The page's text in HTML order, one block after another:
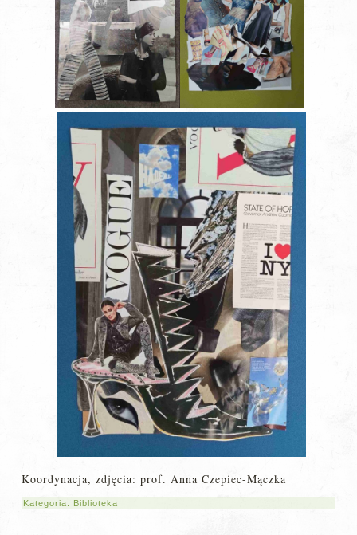
Koordynacja, zdjęcia: prof. Anna Czepiec-Mączka
Kategoria: Biblioteka